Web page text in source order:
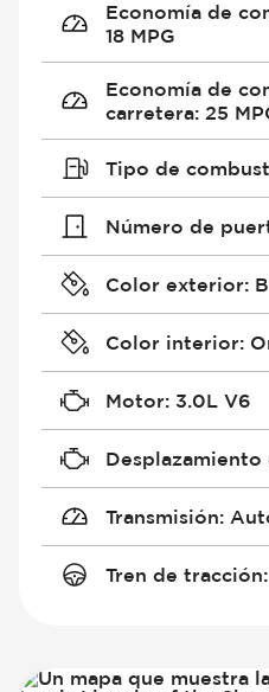
Economía de
18 MPG
Economía de
carretera: 25
Tipo de
Número de
Color exterior:
Color interior:
Motor: 3.0L V6
Transmisión:
Tren de tracción: